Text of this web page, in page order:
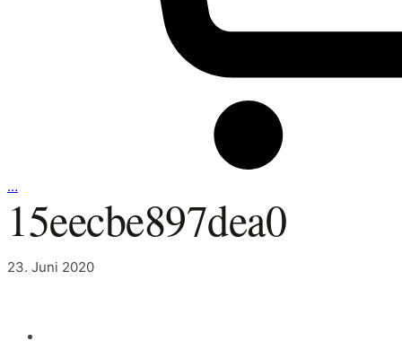
…
15eecbe897dea0
23. Juni 2020